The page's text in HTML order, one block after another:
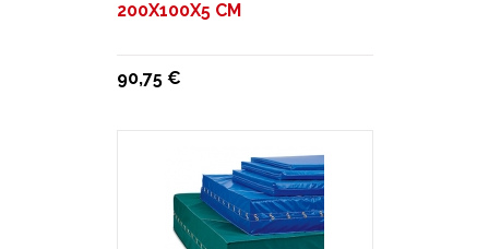
200X100X5 CM
90,75 €